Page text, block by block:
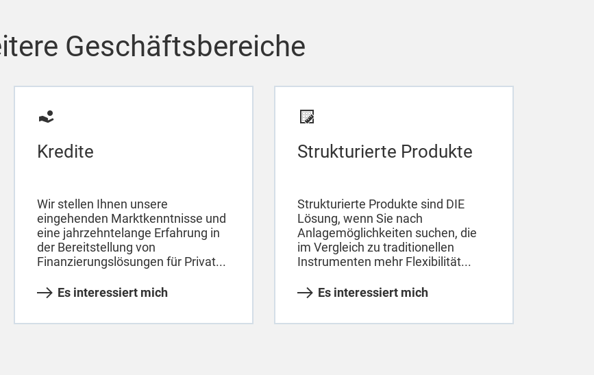
Geschäftsbereiche
Kredite
Wir stellen Ihnen unsere
eingehenden Marktkenntnisse und
eine jahrzehntelange Erfahrung in
der Bereitstellung von
Finanzierungslösungen für Privat...
Es interessiert mich
Strukturierte Produkte
Strukturierte Produkte sind DIE
Lösung, wenn Sie nach
Anlagemöglichkeiten suchen, die
im Vergleich zu traditionellen
Instrumenten mehr Flexibilität...
Es interessiert mich